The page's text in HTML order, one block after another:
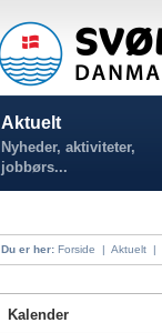
Aktuelt
Nyheder, aktiviteter,
jobbørs...
Du er her: Forside | Aktuelt |
Kalender